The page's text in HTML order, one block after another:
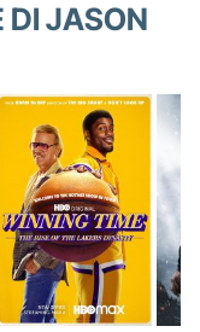
DI JASON